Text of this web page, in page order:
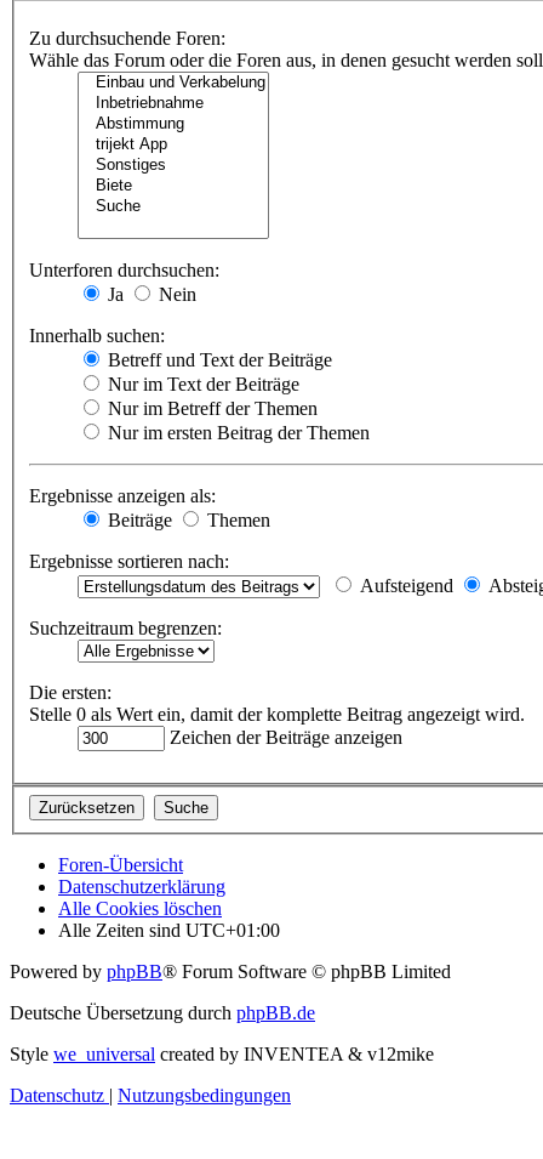
Zu durchsuchende Foren:
Wähle das Forum oder die Foren aus, in denen gesucht werden
Unterforen durchsuchen:
Ja
Nein
Innerhalb suchen:
Betreff und Text der Beiträge
Nur im Text der Beiträge
Nur im Betreff der Themen
Nur im ersten Beitrag der Themen
Ergebnisse anzeigen als:
Beiträge
Themen
Ergebnisse sortieren nach:
Aufsteigend
Suchzeitraum begrenzen:
Die ersten:
Stelle 0 als Wert ein, damit der komplette Beitrag angezeigt wird.
Zeichen der Beiträge anzeigen
Foren-Übersicht
Datenschutzerklärung
Alle Cookies löschen
Alle Zeiten sind UTC+01:00
Powered by phpBB® Forum Software © phpBB Limited
Deutsche Übersetzung durch phpBB.de
Style we_universal created by INVENTEA & v12mike
Datenschutz | Nutzungsbedingungen